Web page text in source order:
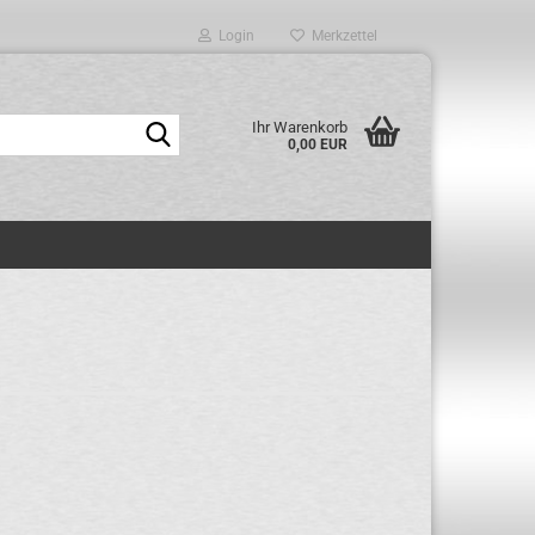
Login Merkzettel
Ihr Warenkorb
0,00 EUR